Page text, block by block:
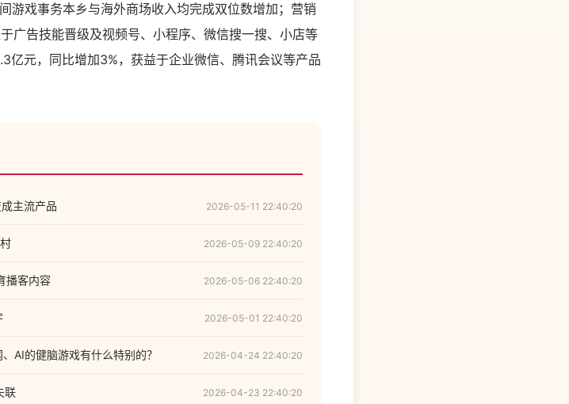
游戏事务本乡与海外商场收入均完成双位数增加；营销
广告技能晋级及视频号、小程序、微信搜一搜、小店等
亿元，同比增加3%，获益于企业微信、腾讯会议等产品
主流产品 2026-05-11 22:40:20
2026-05-09 22:40:20
播客内容 2026-05-06 22:40:20
2026-05-01 22:40:20
AI的健脑游戏有什么特别的？ 2026-04-24 22:40:20
联 2026-04-23 22:40:20